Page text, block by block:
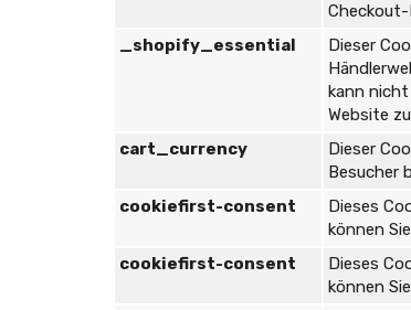
Checkout-
_shopify_essential
Dieser
kann
Website
cart_currency
Dieser
Besucher
cookiefirst-consent
Dieses
können
cookiefirst-consent
Dieses
können